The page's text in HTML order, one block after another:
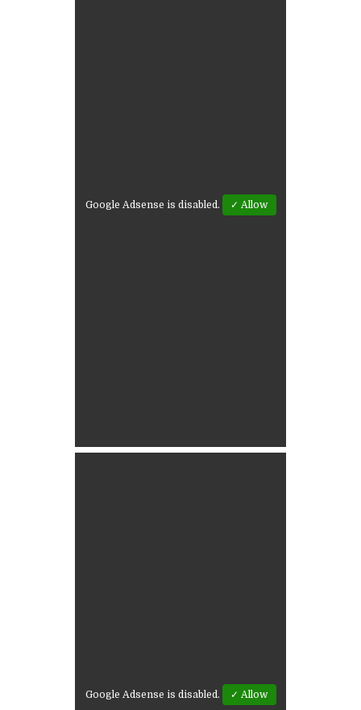
Google Adsense is disabled. ✓ Allow
Google Adsense is disabled. ✓ Allow